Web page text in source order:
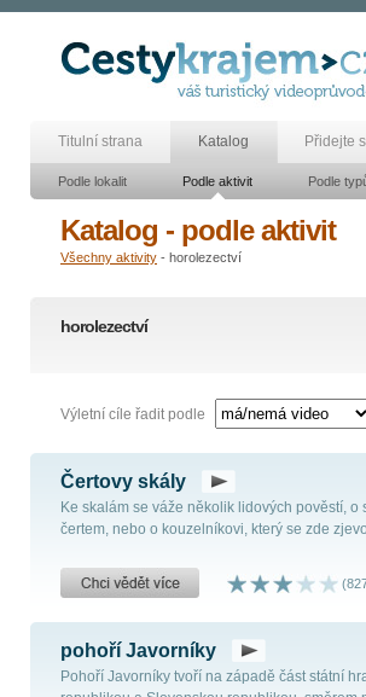
Titulní strana Katalog Přidejte
Podle lokalit Podle aktivit Podle
Katalog - podle aktivit
Všechny aktivity - horolezectví
horolezectví
Výletní cíle řadit podle
Čertovy skály
Ke skalám se váže několik lidových pověstí, o
čertem, nebo o kouzelníkovi, který se zde
pohoří Javorníky
Pohoří Javorníky tvoří na západě část státní